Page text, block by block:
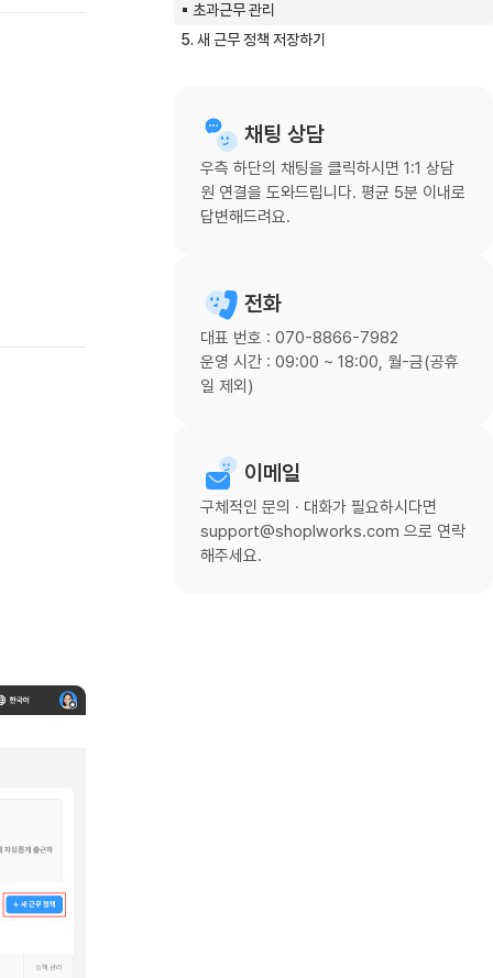
▪︎ 초과근무 관리
5. 새 근무 정책 저장하기
채팅 상담
우측 하단의 채팅을 클릭하시면 1:1 상담
원 연결을 도와드립니다. 평균 5분 이내로
답변해드려요.
전화
대표 번호 : 070-8866-7982
운영 시간 : 09:00 ~ 18:00, 월-금(공휴
일 제외)
이메일
구체적인 문의 · 대화가 필요하시다면
support@shoplworks.com 으로 연락
해주세요.